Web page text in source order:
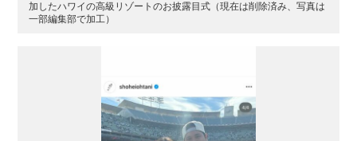
加したハワイの高級リゾートのお披露目式（現在は削除済み、写真は
一部編集部で加工）